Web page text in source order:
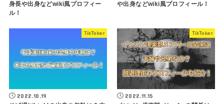
身長や出身などwiki風プロフィー
ル！
や出身などwiki風プロフィール！
TikToker
2022.10.19
TikToker
2022.11.15